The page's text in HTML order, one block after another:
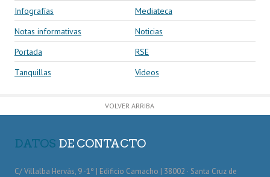
Infografías
Mediateca
Notas informativas
Noticias
Portada
RSE
Tanquillas
Vídeos
VOLVER ARRIBA
DATOS DE CONTACTO
C/ Villalba Hervás, 9 -1º | Edificio Camacho | 38002 · Santa Cruz de